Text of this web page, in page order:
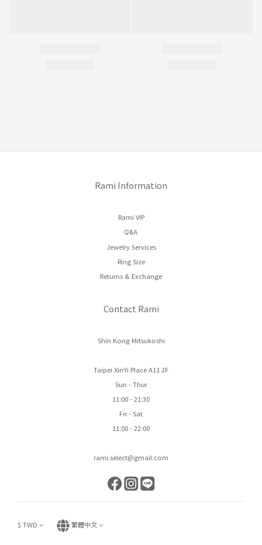
Rami Information
Rami VIP
Q&A
Jewelry Services
Ring Size
Returns & Exchange
Contact Rami
Shin Kong Mitsukoshi
Taipei XinYi Place A11 2F
Sun - Thur
11:00 - 21:30
Fri - Sat
11:00 - 22:00
rami.select@gmail.com
$ TWD 繁體中文